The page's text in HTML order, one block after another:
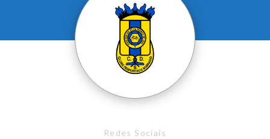
Redes Sociais